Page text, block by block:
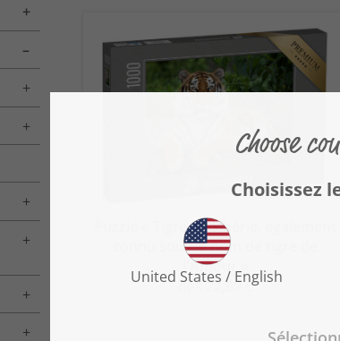
Toggle menu
Toggle menu
Toggle menu
Toggle menu
Toggle menu
Toggle menu
Toggle menu
Toggle menu
Puzzle « Tigre de Sibérie, également
connu sous le nom de tigre de
l'Amour »
dès 22,99 €